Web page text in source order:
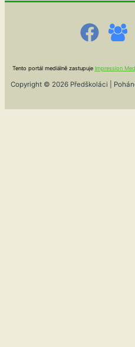
Tento portál mediálně zastupuje Impression
Copyright © 2026 Předškoláci |